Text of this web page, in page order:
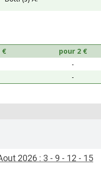
€
pour 2 €
-
-
2026 : 3 - 9 - 12 - 15